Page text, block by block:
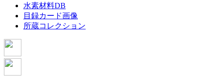
水素材料DB
目録カード画像
所蔵コレクション